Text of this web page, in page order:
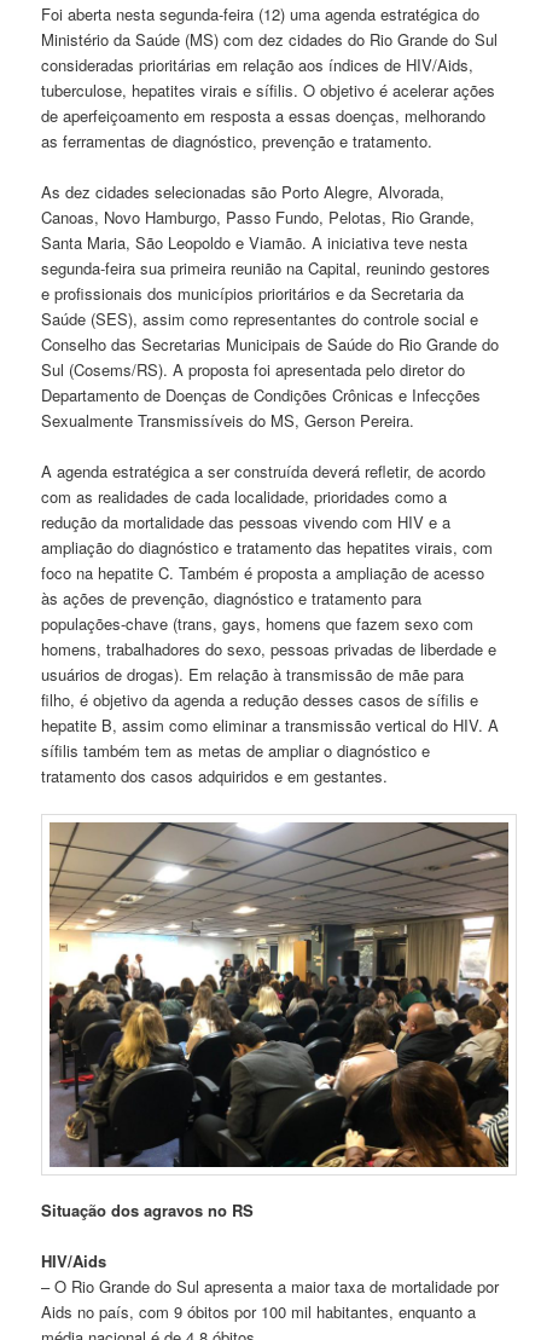
Foi aberta nesta segunda-feira (12) uma agenda estratégica do
Ministério da Saúde (MS) com dez cidades do Rio Grande do Sul
consideradas prioritárias em relação aos índices de HIV/Aids,
tuberculose, hepatites virais e sífilis. O objetivo é acelerar ações
de aperfeiçoamento em resposta a essas doenças, melhorando
as ferramentas de diagnóstico, prevenção e tratamento.
As dez cidades selecionadas são Porto Alegre, Alvorada,
Canoas, Novo Hamburgo, Passo Fundo, Pelotas, Rio Grande,
Santa Maria, São Leopoldo e Viamão. A iniciativa teve nesta
segunda-feira sua primeira reunião na Capital, reunindo gestores
e profissionais dos municípios prioritários e da Secretaria da
Saúde (SES), assim como representantes do controle social e
Conselho das Secretarias Municipais de Saúde do Rio Grande do
Sul (Cosems/RS). A proposta foi apresentada pelo diretor do
Departamento de Doenças de Condições Crônicas e Infecções
Sexualmente Transmissíveis do MS, Gerson Pereira.
A agenda estratégica a ser construída deverá refletir, de acordo
com as realidades de cada localidade, prioridades como a
redução da mortalidade das pessoas vivendo com HIV e a
ampliação do diagnóstico e tratamento das hepatites virais, com
foco na hepatite C. Também é proposta a ampliação de acesso
às ações de prevenção, diagnóstico e tratamento para
populações-chave (trans, gays, homens que fazem sexo com
homens, trabalhadores do sexo, pessoas privadas de liberdade e
usuários de drogas). Em relação à transmissão de mãe para
filho, é objetivo da agenda a redução desses casos de sífilis e
hepatite B, assim como eliminar a transmissão vertical do HIV. A
sífilis também tem as metas de ampliar o diagnóstico e
tratamento dos casos adquiridos e em gestantes.
Situação dos agravos no RS
HIV/Aids
– O Rio Grande do Sul apresenta a maior taxa de mortalidade por
Aids no país, com 9 óbitos por 100 mil habitantes, enquanto a